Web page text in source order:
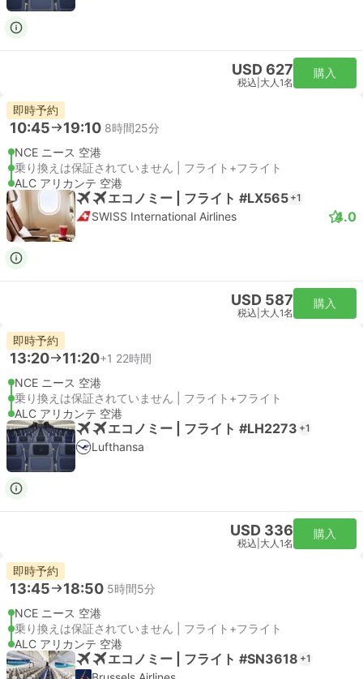
USD 627
税込 大人1名
購入
即時予約
10:45 19:10 8時間25分
NCE ニース 空港
乗り換えは保証されていません | フライト+フライト
ALC アリカンテ 空港
エコノミー | フライト #LX565 +1
SWISS International Airlines 4.0
USD 587
税込 大人1名
購入
即時予約
13:20 11:20+1 22時間
NCE ニース 空港
乗り換えは保証されていません | フライト+フライト
ALC アリカンテ 空港
エコノミー | フライト #LH2273 +1
Lufthansa
USD 336
税込 大人1名
購入
即時予約
13:45 18:50 5時間5分
NCE ニース 空港
乗り換えは保証されていません | フライト+フライト
ALC アリカンテ 空港
エコノミー | フライト #SN3618 +1